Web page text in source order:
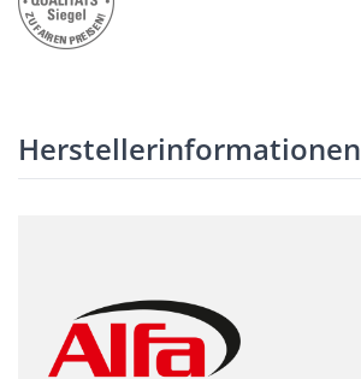
Herstellerinformationen